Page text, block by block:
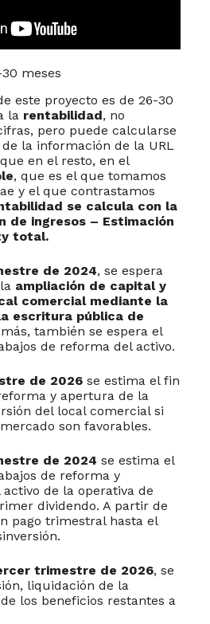
meses
este proyecto es de 26-30
la rentabilidad, no
pero puede calcularse
la información de la URL
en el resto, en el
, que es el que tomamos
y el que contrastamos
se calcula con la
de ingresos – Estimación
total.
de 2024, se espera
ampliación de capital y
comercial mediante la
escritura pública de
también se espera el
de reforma del activo.
de 2026se estima el fin
y apertura de la
del local comercial si
son favorables.
de 2024 se estima el
de reforma y
de la operativa de
dividendo. A partir de
pago trimestral hasta el
trimestre de 2026, se
liquidación de la
los beneficios restantes a